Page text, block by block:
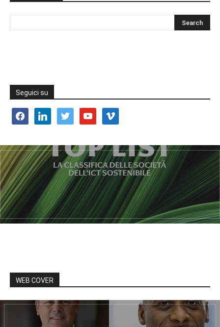
Seguici su
facebooklinkedin twitter youtube vimeo
WEB COVER